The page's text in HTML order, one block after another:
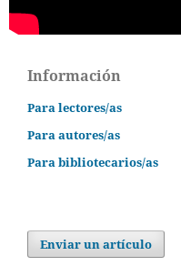
Información
Para lectores/as
Para autores/as
Para bibliotecarios/as
Enviar un artículo